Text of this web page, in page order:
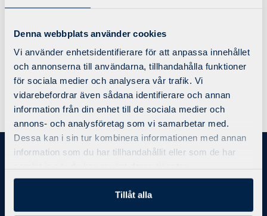
Denna webbplats använder cookies
Vi använder enhetsidentifierare för att anpassa innehållet
och annonserna till användarna, tillhandahålla funktioner
för sociala medier och analysera vår trafik. Vi
vidarebefordrar även sådana identifierare och annan
information från din enhet till de sociala medier och
annons- och analysföretag som vi samarbetar med.
Dessa kan i sin tur kombinera informationen med annan
information som du har tillhandahållit eller som de har
Tillåt alla
lounge.
Läs mer
Priser/Medlemskap